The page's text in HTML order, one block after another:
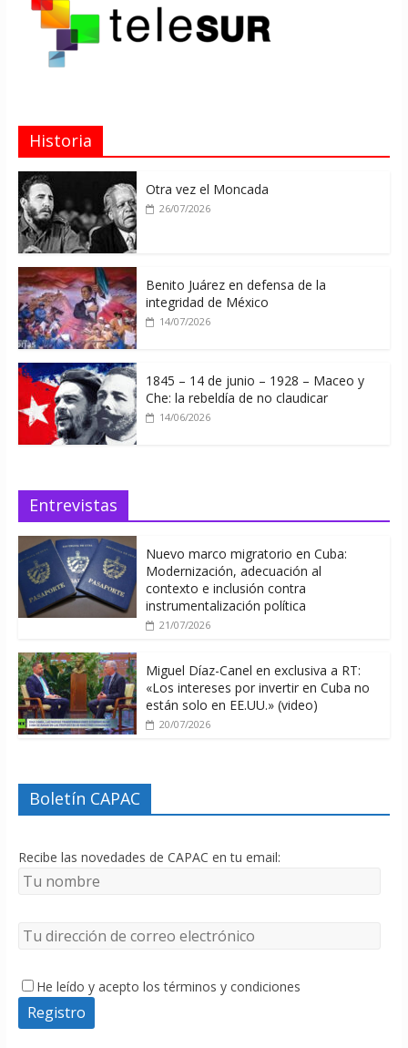
Historia
Otra vez el Moncada
26/07/2026
Benito Juárez en defensa de la
integridad de México
14/07/2026
1845 – 14 de junio – 1928 – Maceo y
Che: la rebeldía de no claudicar
14/06/2026
Entrevistas
Nuevo marco migratorio en Cuba:
Modernización, adecuación al
contexto e inclusión contra
instrumentalización política
21/07/2026
Miguel Díaz-Canel en exclusiva a RT:
«Los intereses por invertir en Cuba no
están solo en EE.UU.» (video)
20/07/2026
Boletín CAPAC
Recibe las novedades de CAPAC en tu email:
He leído y acepto los términos y condiciones